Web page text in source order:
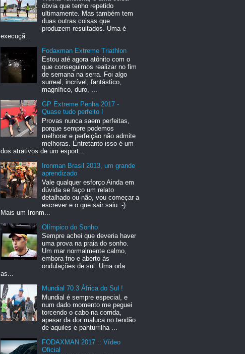
óbvia que tenho repetido
ultimamente. Mas também tem
duas outras coisas que
produzem resultados. Uma é
execuçã...
Fodaxman Extreme Triathlon
Estou até agora atônito com o
que conseguimos realizar no fim
de semana na serra. Foi algo
surreal, incrível, fantástico,
magnífico, duro, ...
GP Extreme Penha 2017 -
Quase tudo perfeito !
Provas nunca saem perfeitas,
porque sempre podemos
melhorar e perfeição não admite
melhoras. Entretanto isso é um
dos atrativos de um esport...
Ironman Brasil 2013, um grande
aprendizado
Vale qualquer esforço Ainda em
dúvida se faço um relato
detalhado ou não, vou começar a
escrever e o que sair saiu :-).
Mais um Ironm...
Olímpico do Sonho
Sempre achei que deveria haver
uma prova na praia do sonho.
Um mar normalmente calmo,
embora frio e aberto às
ondulações de sul. Uma orla
as...
Mundial 70.3 África do Sul !
Mundial é sempre especial, e
num dado momento me peguei
torcendo o cabo na corrida,
apesar da dor maluca no tendão
de aquiles e panturrilha ...
FODAXMAN 2017 :: Vídeo
Oficial